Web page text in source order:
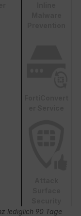
lediglich 90 Tage